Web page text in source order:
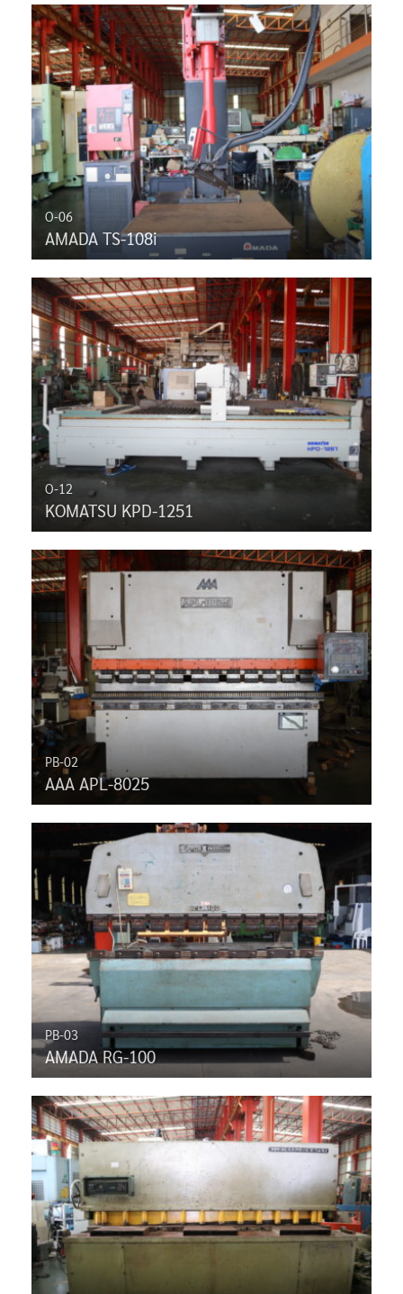
O-06
AMADA TS-108i
O-12
KOMATSU KPD-1251
PB-02
AAA APL-8025
PB-03
AMADA RG-100